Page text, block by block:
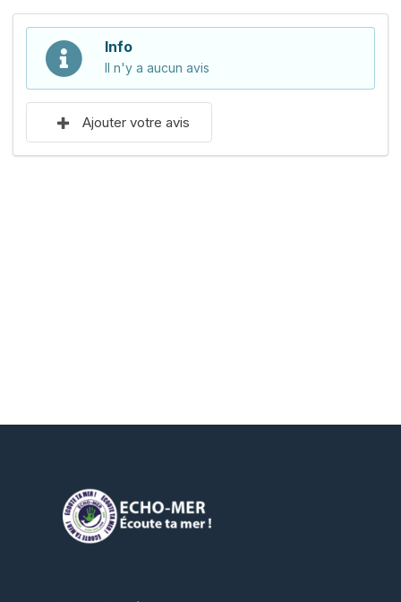
Info
Il n'y a aucun avis
Ajouter votre avis